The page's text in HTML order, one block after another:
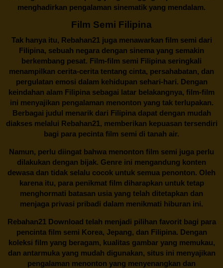
menghadirkan pengalaman sinematik yang mendalam.
Film Semi Filipina
Tak hanya itu, Rebahan21juga menawarkan film semi dari
Filipina, sebuah negara dengan sinema yang semakin
berkembang pesat. Film-film semi Filipina seringkali
menampilkan cerita-cerita tentang cinta, persahabatan, dan
pergulatan emosi dalam kehidupan sehari-hari. Dengan
keindahan alam Filipina sebagai latar belakangnya, film-film
ini menyajikan pengalaman menonton yang tak terlupakan.
Berbagai judul menarik dari Filipina dapat dengan mudah
diakses melalui Rebahan21, memberikan kepuasan tersendiri
bagi para pecinta film semi di tanah air.
Namun, perlu diingat bahwa menonton film semi juga perlu
dilakukan dengan bijak. Genre ini mengandung konten
dewasa dan tidak selalu cocok untuk semua penonton. Oleh
karena itu, para penikmat film diharapkan untuk tetap
menghormati batasan usia yang telah ditetapkan dan
menjaga privasi pribadi dalam menikmati hiburan ini.
Rebahan21Download telah menjadi pilihan favorit bagi para
pencinta film semi Korea, Jepang, dan Filipina. Dengan
koleksi film yang beragam, kualitas gambar yang memukau,
dan antarmuka yang mudah digunakan, situs ini menyajikan
pengalaman menonton yang menyenangkan dan